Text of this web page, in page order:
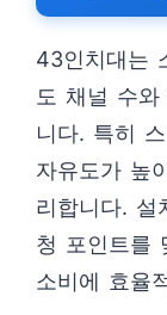
43인치대는
도 채널 수
니다. 특히
자유도가 높
리합니다. 설
청 포인트를
소비에 효율